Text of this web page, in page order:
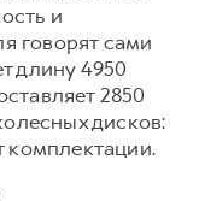
и
говорят сами
длину 4950
2850
дисков:
комплектации.